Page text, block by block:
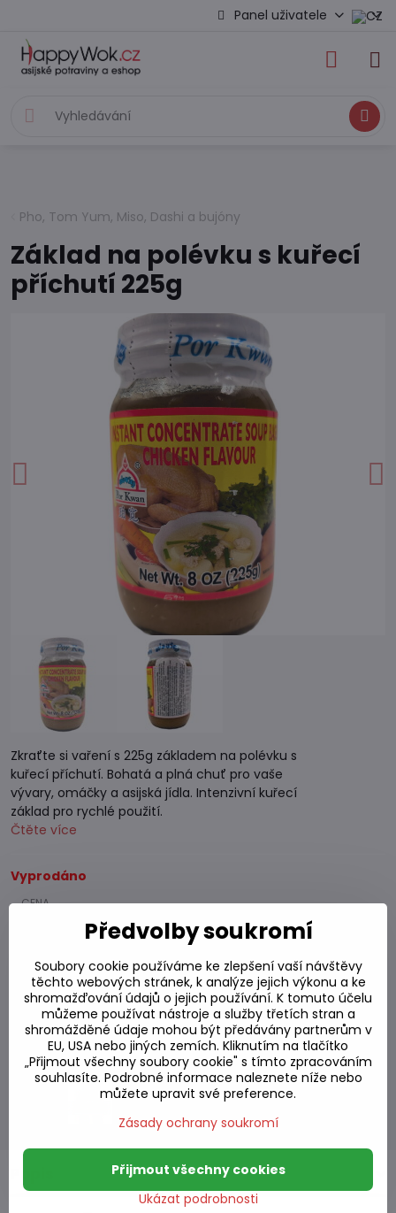
Panel uživatele
Hledat
Pho, Tom Yum, Miso, Dashi a bujóny
Základ na polévku s kuřecí
příchutí 225g
Zkraťte si vaření s 225g základem na polévku s
kuřecí příchutí. Bohatá a plná chuť pro vaše
vývary, omáčky a asijská jídla. Intenzivní kuřecí
základ pro rychlé použití.
Čtěte více
Vyprodáno
76,46 Kč
bez DPH
Přidat k Oblíbeným
Přidat do seznamu
Hlídací pes
Doručení
Skladové číslo:S7#SK#3282#1
Předvolby soukromí
Soubory cookie používáme ke zlepšení vaší návštěvy
těchto webových stránek, k analýze jejich výkonu a ke
shromažďování údajů o jejich používání. K tomuto účelu
můžeme používat nástroje a služby třetích stran a
shromážděné údaje mohou být předávány partnerům v
EU, USA nebo jiných zemích. Kliknutím na tlačítko
„Přijmout všechny soubory cookie" s tímto zpracováním
souhlasíte. Podrobné informace naleznete níže nebo
můžete upravit své preference.
Zásady ochrany soukromí
Ukázat podrobnosti
Přijmout všechny cookies